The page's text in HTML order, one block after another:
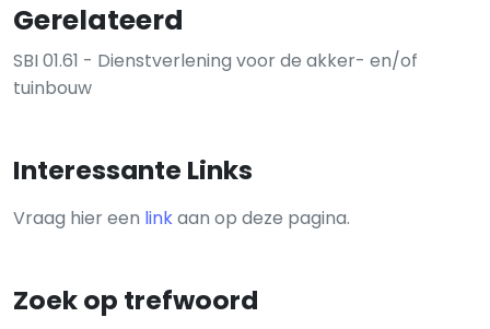
Gerelateerd
SBI 01.61 - Dienstverlening voor de akker- en/of
tuinbouw
Interessante Links
Vraag hier een linkaan op deze pagina.
Zoek op trefwoord